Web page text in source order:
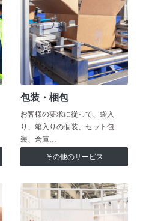
包装・梱包
お客様の要求に従って、袋入
り、箱入りの個装、セット包
装、倉庫…
その他のサービス